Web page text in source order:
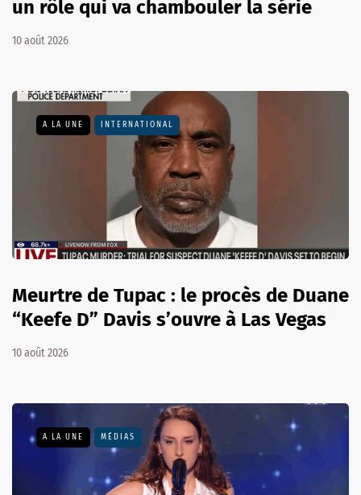
un rôle qui va chambouler la série
10 août 2026
A LA UNE INTERNATIONAL
Meurtre de Tupac : le procès de Duane
“Keefe D” Davis s’ouvre à Las Vegas
10 août 2026
A LA UNE MÉDIAS